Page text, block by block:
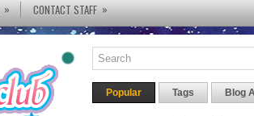
» CONTACT STAFF »
Popular Tags Blog